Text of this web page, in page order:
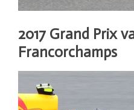
2017 Grand Prix
Francorchamps